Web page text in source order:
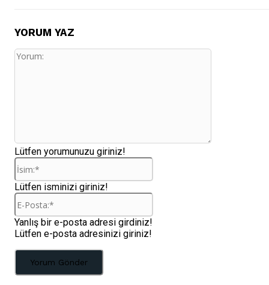
YORUM YAZ
Yorum:
Lütfen yorumunuzu giriniz!
İsim:*
Lütfen isminizi giriniz!
E-
Yanlış bir e-posta adresi girdiniz!
Lütfen e-posta adresinizi giriniz!